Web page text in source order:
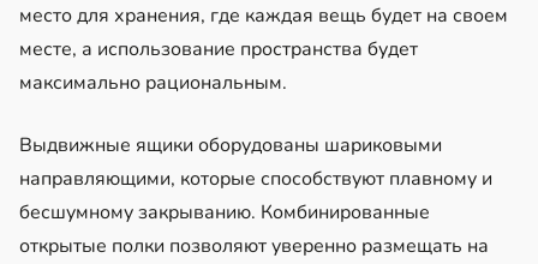
место для хранения, где каждая вещь будет на своем
месте, а использование пространства будет
максимально рациональным.
Выдвижные ящики оборудованы шариковыми
направляющими, которые способствуют плавному и
бесшумному закрыванию. Комбинированные
открытые полки позволяют уверенно размещать на